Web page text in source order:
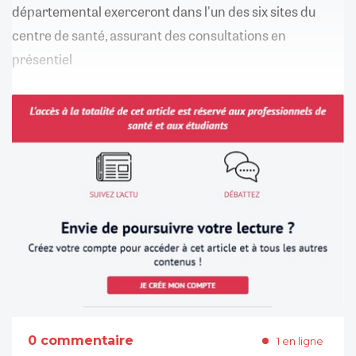
départemental exerceront dans l'un des six sites du
centre de santé, assurant des consultations en
présentiel
0 commentaire 1 en ligne